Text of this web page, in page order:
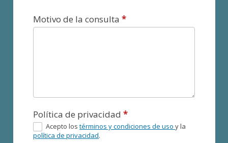
Motivo de la consulta*
Política de privacidad*
Acepto lostérminos y condiciones de usoy la
política de privacidad.